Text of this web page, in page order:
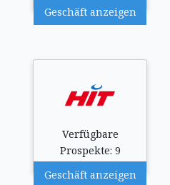
Geschäft anzeigen
Verfügbare
Prospekte: 9
Geschäft anzeigen